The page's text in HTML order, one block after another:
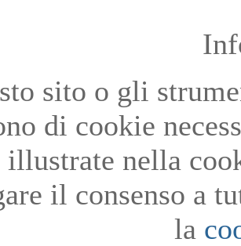
sito o gli
di cookie
nella
il consenso a
la